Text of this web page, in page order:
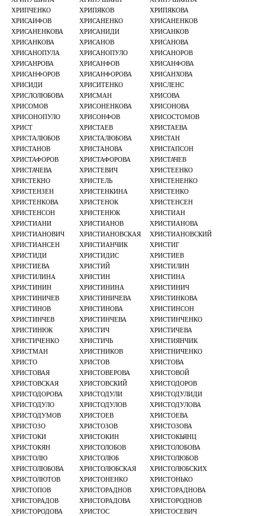
ХРИПЧЕНКО
ХРИПЯКОВ
ХРИПЯКОВА
ХРИСАИФОВ
ХРИСАНЕНКО
ХРИСАНЕНКОВ
ХРИСАНЕНКОВА
ХРИСАНИДИ
ХРИСАНКОВ
ХРИСАНКОВА
ХРИСАНОВ
ХРИСАНОВА
ХРИСАНОПУЛА
ХРИСАНОПУЛО
ХРИСАНОРОВ
ХРИСАНРОВА
ХРИСАНФОВ
ХРИСАНФОВА
ХРИСАНФОРОВ
ХРИСАНФОРОВА
ХРИСАНХОВА
ХРИСИДИ
ХРИСИТЕНКО
ХРИСЛЕНС
ХРИСЛОЛЮБОВА
ХРИСМАН
ХРИСОВА
ХРИСОМОВ
ХРИСОНЕНКОВА
ХРИСОНОВА
ХРИСОНОПУЛО
ХРИСОНФОВ
ХРИСОСТОМОВ
ХРИСТ
ХРИСТАЕВ
ХРИСТАЕВА
ХРИСТАЛЮБОВ
ХРИСТАЛЮБОВА
ХРИСТАН
ХРИСТАНОВ
ХРИСТАНОВА
ХРИСТАПСОН
ХРИСТАФОРОВ
ХРИСТАФОРОВА
ХРИСТАЧЕВ
ХРИСТАЧЕВА
ХРИСТЕВИЧ
ХРИСТЕЕНКО
ХРИСТЕКНО
ХРИСТЕЛЬ
ХРИСТЕНЕНКО
ХРИСТЕНЗЕН
ХРИСТЕНКИНА
ХРИСТЕНКО
ХРИСТЕНКОВА
ХРИСТЕНОК
ХРИСТЕНСЕН
ХРИСТЕНСОН
ХРИСТЕНЮК
ХРИСТИАН
ХРИСТИАНИ
ХРИСТИАНОВ
ХРИСТИАНОВА
ХРИСТИАНОВИЧ
ХРИСТИАНОВСКАЯ
ХРИСТИАНОВСКИЙ
ХРИСТИАНСЕН
ХРИСТИАНЧИК
ХРИСТИГ
ХРИСТИДИ
ХРИСТИДИС
ХРИСТИЕВ
ХРИСТИЕВА
ХРИСТИЙ
ХРИСТИЛИН
ХРИСТИЛИНА
ХРИСТИН
ХРИСТИНА
ХРИСТИНИН
ХРИСТИНИНА
ХРИСТИНИЧ
ХРИСТИНИЧЕВ
ХРИСТИНИЧЕВА
ХРИСТИНКОВА
ХРИСТИНОВ
ХРИСТИНОВА
ХРИСТИНСОН
ХРИСТИНЧЕВ
ХРИСТИНЧЕВА
ХРИСТИНЧЕНКО
ХРИСТИНЮК
ХРИСТИЧ
ХРИСТИЧЕВА
ХРИСТИЧЕНКО
ХРИСТИЧЬ
ХРИСТИЯНЧИК
ХРИСТМАН
ХРИСТНИКОВ
ХРИСТНИЧЕНКО
ХРИСТО
ХРИСТОВ
ХРИСТОВА
ХРИСТОВАЯ
ХРИСТОВЕРОВА
ХРИСТОВОЙ
ХРИСТОВСКАЯ
ХРИСТОВСКИЙ
ХРИСТОДОРОВ
ХРИСТОДОРОВА
ХРИСТОДУЛИ
ХРИСТОДУЛИДИ
ХРИСТОДУЛО
ХРИСТОДУЛОВ
ХРИСТОДУЛОВА
ХРИСТОДУМОВ
ХРИСТОЕВ
ХРИСТОЕВА
ХРИСТОЗО
ХРИСТОЗОВ
ХРИСТОЗОВА
ХРИСТОКИ
ХРИСТОКИН
ХРИСТОКЬЯНЦ
ХРИСТОКЯН
ХРИСТОЛОБОВ
ХРИСТОЛОБОВА
ХРИСТОЛЮ
ХРИСТОЛЮБ
ХРИСТОЛЮБОВ
ХРИСТОЛЮБОВА
ХРИСТОЛЮБСКАЯ
ХРИСТОЛЮБСКИХ
ХРИСТОЛЮТОВ
ХРИСТОНЕНКО
ХРИСТОНЬКО
ХРИСТОПОВ
ХРИСТОРАДНОВ
ХРИСТОРАДНОВА
ХРИСТОРАДОВ
ХРИСТОРАДОВА
ХРИСТОРОДНОВ
ХРИСТОРОДОВА
ХРИСТОС
ХРИСТОСЕВИЧ